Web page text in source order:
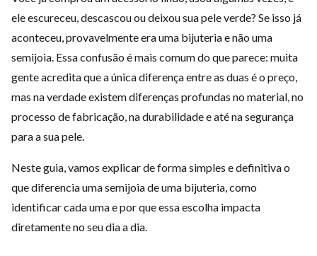
ele escureceu, descascou ou deixou sua pele verde? Se isso já
aconteceu, provavelmente era uma bijuteria e não uma
semijoia. Essa confusão é mais comum do que parece: muita
gente acredita que a única diferença entre as duas é o preço,
mas na verdade existem diferenças profundas no material, no
processo de fabricação, na durabilidade e até na segurança
para a sua pele.
Neste guia, vamos explicar de forma simples e definitiva o
que diferencia uma semijoia de uma bijuteria, como
identificar cada uma e por que essa escolha impacta
diretamente no seu dia a dia.